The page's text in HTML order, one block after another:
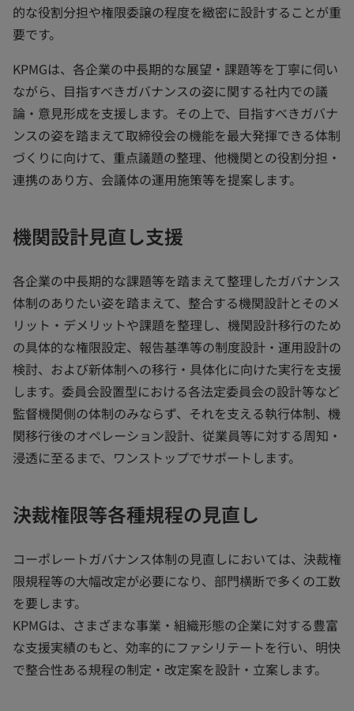
的な役割分担や権限委譲の程度を緻密に設計することが重
要です。
KPMGは、各企業の中長期的な展望・課題等を丁寧に伺い
ながら、目指すべきガバナンスの姿に関する社内での議
論・意見形成を支援します。その上で、目指すべきガバナ
ンスの姿を踏まえて取締役会の機能を最大発揮できる体制
づくりに向けて、重点議題の整理、他機関との役割分担・
連携のあり方、会議体の運用施策等を提案します。
機関設計見直し支援
各企業の中長期的な課題等を踏まえて整理したガバナンス
体制のありたい姿を踏まえて、整合する機関設計とそのメ
リット・デメリットや課題を整理し、機関設計移行のため
の具体的な権限設定、報告基準等の制度設計・運用設計の
検討、および新体制への移行・具体化に向けた実行を支援
します。委員会設置型における各法定委員会の設計等など
監督機関側の体制のみならず、それを支える執行体制、機
関移行後のオペレーション設計、従業員等に対する周知・
浸透に至るまで、ワンストップでサポートします。
決裁権限等各種規程の見直し
コーポレートガバナンス体制の見直しにおいては、決裁権
限規程等の大幅改定が必要になり、部門横断で多くの工数
を要します。
KPMGは、さまざまな事業・組織形態の企業に対する豊富
な支援実績のもと、効率的にファシリテートを行い、明快
で整合性ある規程の制定・改定案を設計・立案します。